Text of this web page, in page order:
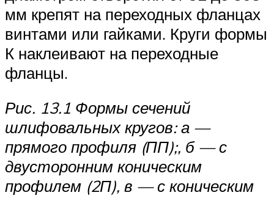
мм крепят на переходных фланцах
винтами или гайками. Круги формы
К наклеивают на переходные
фланцы.
Рис. 13.1 Формы сечений
шлифовальных кругов: а —
прямого профиля (ПП);, б — с
двусторонним коническим
профилем (2П), в — с коническим